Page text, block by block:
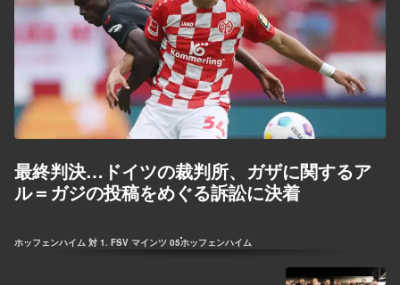
最終判決…ドイツの裁判所、ガザに関するア
ル＝ガジの投稿をめぐる訴訟に決着
ホッフェンハイム 対 1. FSV マインツ 05ホッフェンハイム